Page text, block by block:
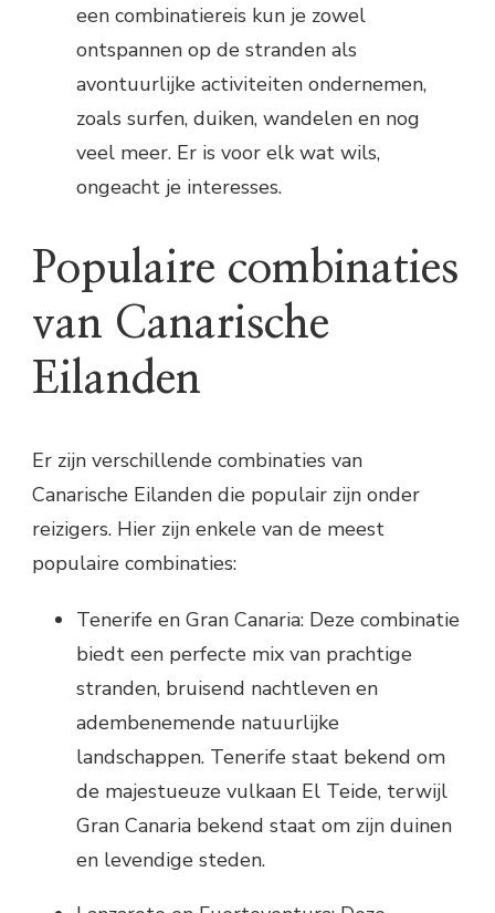
een combinatiereis kun je zowel
ontspannen op de stranden als
avontuurlijke activiteiten ondernemen,
zoals surfen, duiken, wandelen en nog
veel meer. Er is voor elk wat wils,
ongeacht je interesses.
Populaire combinaties
van Canarische
Eilanden
Er zijn verschillende combinaties van
Canarische Eilanden die populair zijn onder
reizigers. Hier zijn enkele van de meest
populaire combinaties:
Tenerife en Gran Canaria: Deze combinatie
biedt een perfecte mix van prachtige
stranden, bruisend nachtleven en
adembenemende natuurlijke
landschappen. Tenerife staat bekend om
de majestueuze vulkaan El Teide, terwijl
Gran Canaria bekend staat om zijn duinen
en levendige steden.